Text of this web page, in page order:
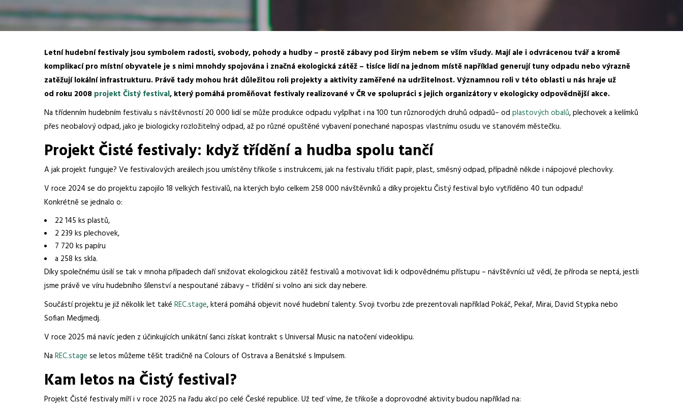
Letní hudební festivaly jsou symbolem radosti, svobody, pohody a hudby – prostě zábavy pod širým nebem se vším všudy. Mají ale i odvrácenou tvář a kromě
komplikací pro místní obyvatele je s nimi mnohdy spojována i značná ekologická zátěž – tisíce lidí na jednom místě například generují tuny odpadu nebo výrazně
zatěžují lokální infrastrukturu. Právě tady mohou hrát důležitou roli projekty a aktivity zaměřené na udržitelnost. Významnou roli v této oblasti u nás hraje už
od roku 2008 projekt Čistý festival, který pomáhá proměňovat festivaly realizované v ČR ve spolupráci s jejich organizátory v ekologicky odpovědnější akce.
Na třídenním hudebním festivalu s návštěvností 20 000 lidí se může produkce odpadu vyšplhat i na 100 tun různorodých druhů odpadů– od plastových obalů, plechovek a kelímků
přes neobalový odpad, jako je biologicky rozložitelný odpad, až po různé opuštěné vybavení ponechané napospas vlastnímu osudu ve stanovém městečku.
Projekt Čisté festivaly: když třídění a hudba spolu tančí
A jak projekt funguje? Ve festivalových areálech jsou umístěny třikoše s instrukcemi, jak na festivalu třídit papír, plast, směsný odpad, případně někde i nápojové plechovky.
V roce 2024 se do projektu zapojilo 18 velkých festivalů, na kterých bylo celkem 258 000 návštěvníků a díky projektu Čistý festival bylo vytříděno 40 tun odpadu!
Konkrétně se jednalo o:
22 145 ks plastů,
2 239 ks plechovek,
7 720 ks papíru
a 258 ks skla.
Díky společnému úsilí se tak v mnoha případech daří snižovat ekologickou zátěž festivalů a motivovat lidi k odpovědnému přístupu – návštěvníci už vědí, že příroda se neptá, jestli
jsme právě ve víru hudebního šílenství a nespoutané zábavy – třídění si volno ani sick day nebere.
Součástí projektu je již několik let také REC.stage, která pomáhá objevit nové hudební talenty. Svoji tvorbu zde prezentovali například Pokáč, Pekař, Mirai, David Stypka nebo
Sofian Medjmedj.
V roce 2025 má navíc jeden z účinkujících unikátní šanci získat kontrakt s Universal Music na natočení videoklipu.
Na REC.stage se letos můžeme těšit tradičně na Colours of Ostrava a Benátské s Impulsem.
Kam letos na Čistý festival?
Projekt Čisté festivaly míří i v roce 2025 na řadu akcí po celé České republice. Už teď víme, že třikoše a doprovodné aktivity budou například na: